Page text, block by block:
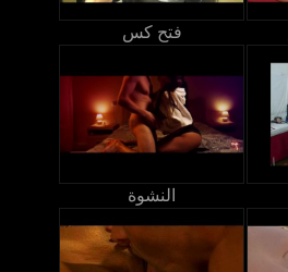
فتح كس
النشوة